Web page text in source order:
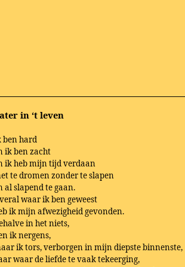
in ‘t leven
ben hard
ik ben zacht
ik heb mijn tijd verdaan
te dromen zonder te slapen
al slapend te gaan.
waar ik ben geweest
ik mijn afwezigheid gevonden.
in het niets,
ik nergens,
ik tors, verborgen in mijn diepste binnenste,
waar de liefde te vaak tekeerging,